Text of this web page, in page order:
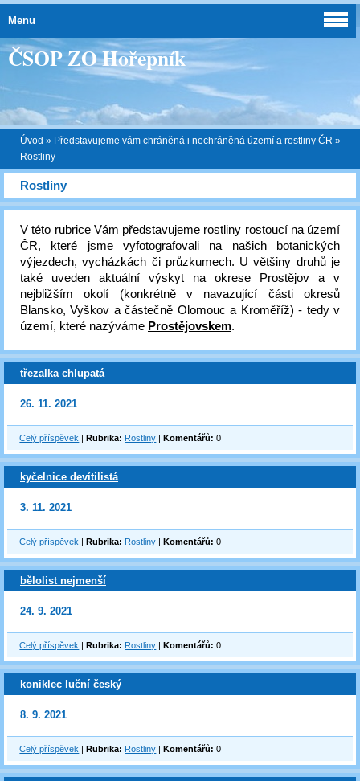
ČSOP ZO Hořepník
Úvod » Představujeme vám chráněná i nechráněná území a rostliny ČR »
Rostliny
Rostliny
V této rubrice Vám představujeme rostliny rostoucí na území
ČR, které jsme vyfotografovali na našich botanických
výjezdech, vycházkách či průzkumech. U většiny druhů je
také uveden aktuální výskyt na okrese Prostějov a v
nejbližším okolí (konkrétně v navazující části okresů
Blansko, Vyškov a částečně Olomouc a Kroměříž) - tedy v
území, které nazýváme Prostějovskem.
třezalka chlupatá
26. 11. 2021
Celý příspěvek |Rubrika: Rostliny |Komentářů: 0
kyčelnice devítilistá
3. 11. 2021
Celý příspěvek |Rubrika: Rostliny |Komentářů: 0
bělolist nejmenší
24. 9. 2021
Celý příspěvek |Rubrika: Rostliny |Komentářů: 0
koniklec luční český
8. 9. 2021
Celý příspěvek |Rubrika: Rostliny |Komentářů: 0
Menu